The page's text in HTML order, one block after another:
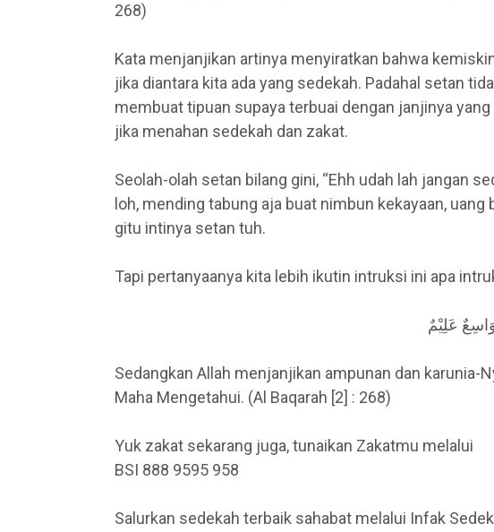
268)
Kata menjanjikan artinya menyiratkan bahwa
jika diantara kita ada yang sedekah. Padahal setan
membuat tipuan supaya terbuai dengan janjinya
jika menahan sedekah dan zakat.
Seolah-olah setan bilang gini, “Ehh udah lah jangan
loh, mending tabung aja buat nimbun kekayaan, uang
gitu intinya setan tuh.
Tapi pertanyaanya kita lebih ikutin intruksi ini apa
Sedangkan Allah menjanjikan ampunan dan karunia-
Maha Mengetahui. (Al Baqarah [2] : 268)
Yuk zakat sekarang juga, tunaikan Zakatmu melalui
BSI 888 9595 958
Salurkan sedekah terbaik sahabat melalui Infak